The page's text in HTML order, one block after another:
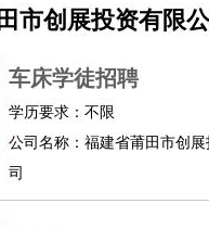
市创展投资有限
车床学徒招聘
学历要求：不限
公司名称：福建省莆田市创
司